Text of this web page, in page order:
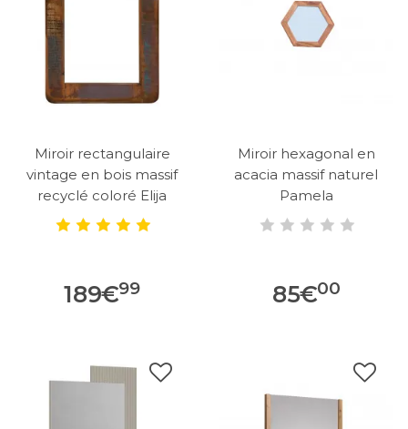
Miroir rectangulaire
vintage en bois massif
recyclé coloré Elija
189€99
Miroir hexagonal en
acacia massif naturel
Pamela
85€00